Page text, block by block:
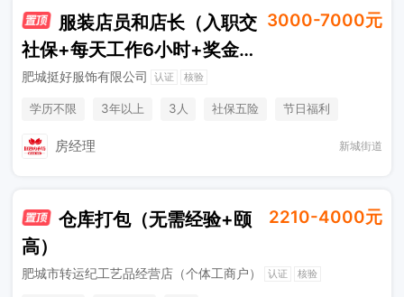
服装店员和店长（入职交
社保+每天工作6小时+奖金提
成）
3000-7000元
肥城挺好服饰有限公司 认证 核验
学历不限 3年以上 3人 社保五险
节日福利
房经理 新城街道
仓库打包（无需经验+颐
高）
2210-4000元
肥城市转运纪工艺品经营店（个体工商户） 认证 核验